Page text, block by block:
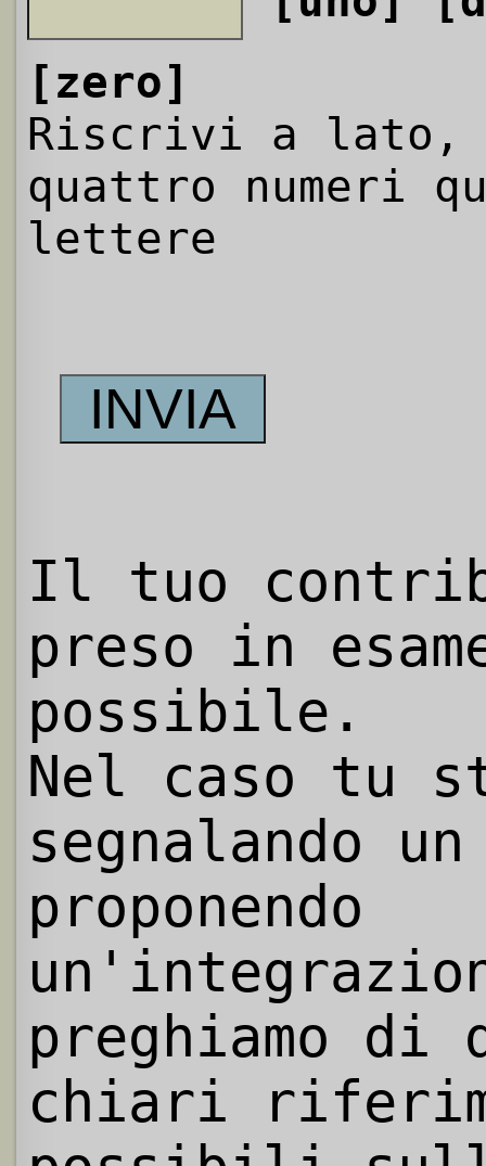
[zero]
Riscrivi a
quattro numeri
lettere
Il tuo
preso in
possibile.
Nel caso tu
segnalando
proponendo
preghiamo
chiari